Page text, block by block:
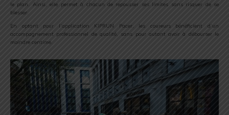
le plan. Ainsi, elle permet à chacun de repousser ses limites sans risquer de se
blesser.
En optant pour l’application KIPRUN Pacer, les coureurs bénéficient d’un
accompagnement professionnel de qualité, sans pour autant avoir à débourser le
moindre centime.